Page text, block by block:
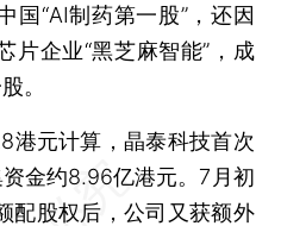
国“AI制药第一股”，还因
片企业“黑芝麻智能”，成
。
元计算，晶泰科技首次
金约8.96亿港元。7月初
配股权后，公司又获额外